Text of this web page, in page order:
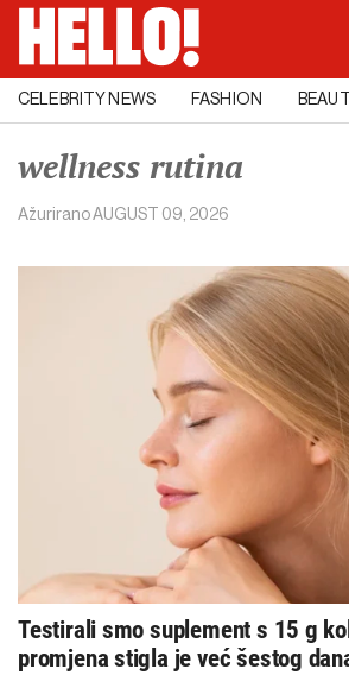
CELEBRITY NEWS FASHION
wellness rutina
AžuriranoAUGUST 09, 2026
Testirali smo suplement s 15 g
promjena stigla je već šestog